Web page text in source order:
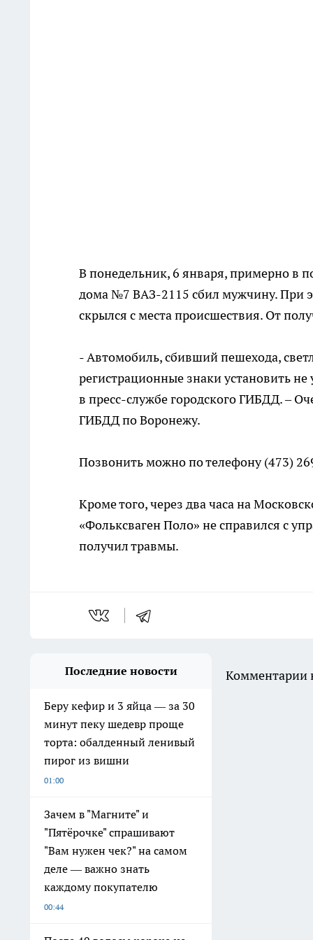
В понедельник, 6 января, примерно в
дома №7 ВАЗ-2115 сбил мужчину. При
скрылся с места происшествия. От
- Автомобиль, сбивший пешехода,
регистрационные знаки установить
в пресс-службе городского ГИБДД. –
ГИБДД по Воронежу.
Позвонить можно по телефону (473)
Кроме того, через два часа на
«Фольксваген Поло» не справился с
получил травмы.
Последние новости
Беру кефир и 3 яйца — за 30
минут пеку шедевр проще
торта: обалденный ленивый
пирог из вишни
01:00
Зачем в "Магните" и
"Пятёрочке" спрашивают
"Вам нужен чек?" на самом
деле — важно знать
каждому покупателю
00:44
Комментарии